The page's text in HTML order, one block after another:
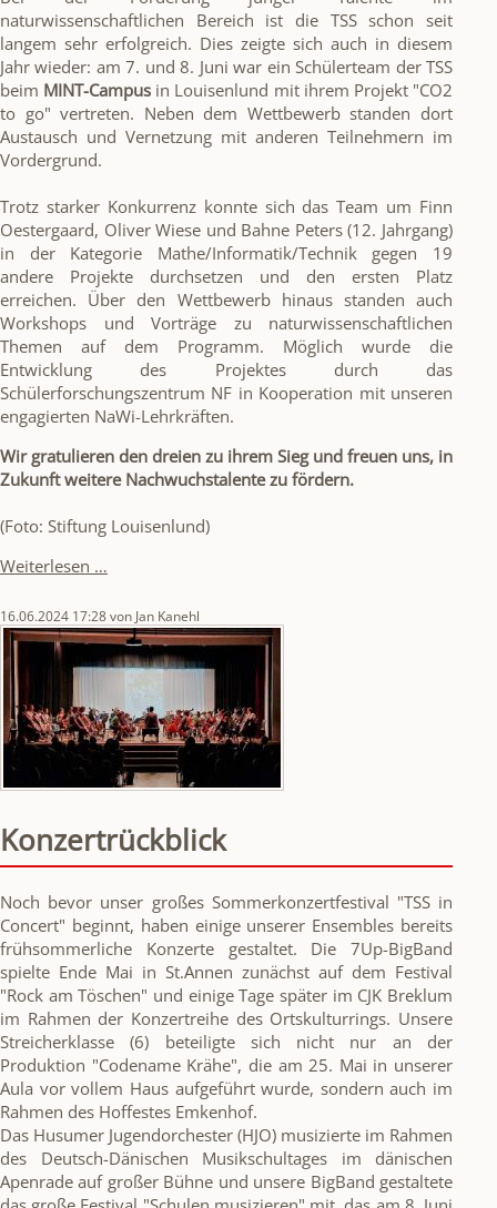
naturwissenschaftlichen Bereich ist die TSS schon seit
langem sehr erfolgreich. Dies zeigte sich auch in diesem
Jahr wieder: am 7. und 8. Juni war ein Schülerteam der TSS
beim MINT-Campus in Louisenlund mit ihrem Projekt "CO2
to go" vertreten. Neben dem Wettbewerb standen dort
Austausch und Vernetzung mit anderen Teilnehmern im
Vordergrund.
Trotz starker Konkurrenz konnte sich das Team um Finn
Oestergaard, Oliver Wiese und Bahne Peters (12. Jahrgang)
in der Kategorie Mathe/Informatik/Technik gegen 19
andere Projekte durchsetzen und den ersten Platz
erreichen. Über den Wettbewerb hinaus standen auch
Workshops und Vorträge zu naturwissenschaftlichen
Themen auf dem Programm. Möglich wurde die
Entwicklung des Projektes durch das
Schülerforschungszentrum NF in Kooperation mit unseren
engagierten NaWi-Lehrkräften.
Wir gratulieren den dreien zu ihrem Sieg und freuen uns, in
Zukunft weitere Nachwuchstalente zu fördern.
(Foto: Stiftung Louisenlund)
Weiterlesen …
beim
MINT-
Campus
16.06.2024 17:28von Jan Kanehl
Konzertrückblick
Noch bevor unser großes Sommerkonzertfestival "TSS in
Concert" beginnt, haben einige unserer Ensembles bereits
frühsommerliche Konzerte gestaltet. Die 7Up-BigBand
spielte Ende Mai in St.Annen zunächst auf dem Festival
"Rock am Töschen" und einige Tage später im CJK Breklum
im Rahmen der Konzertreihe des Ortskulturrings. Unsere
Streicherklasse (6) beteiligte sich nicht nur an der
Produktion "Codename Krähe", die am 25. Mai in unserer
Aula vor vollem Haus aufgeführt wurde, sondern auch im
Rahmen des Hoffestes Emkenhof.
Das Husumer Jugendorchester (HJO) musizierte im Rahmen
des Deutsch-Dänischen Musikschultages im dänischen
Apenrade auf großer Bühne und unsere BigBand gestaltete